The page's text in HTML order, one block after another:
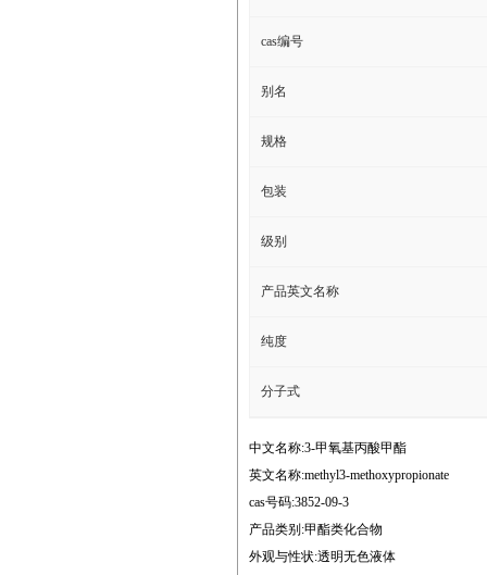
cas编号
别名
规格
包装
级别
产品英文名称
纯度
分子式
中文名称:3-甲氧基丙酸甲酯
英文名称:methyl3-methoxypropionate
cas号码:3852-09-3
产品类别:甲酯类化合物
外观与性状:透明无色液体